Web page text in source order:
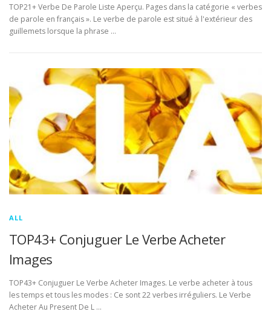
TOP21+ Verbe De Parole Liste Aperçu. Pages dans la catégorie « verbes
de parole en français ». Le verbe de parole est situé à l'extérieur des
guillemets lorsque la phrase …
ALL
TOP43+ Conjuguer Le Verbe Acheter
Images
TOP43+ Conjuguer Le Verbe Acheter Images. Le verbe acheter à tous
les temps et tous les modes : Ce sont 22 verbes irréguliers. Le Verbe
Acheter Au Present De L …